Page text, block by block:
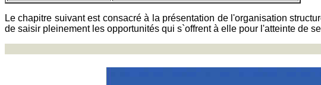
Le chapitre suivant est consacré à la présentation de l'organisation
de saisir pleinement les opportunités qui s`offrent à elle pour l'atteinte de